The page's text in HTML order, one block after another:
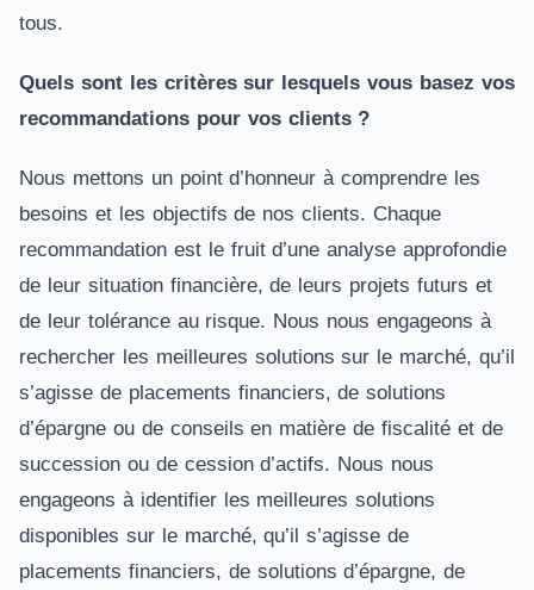
tous.
Quels sont les critères sur lesquels vous basez vos
recommandations pour vos clients ?
Nous mettons un point d’honneur à comprendre les
besoins et les objectifs de nos clients. Chaque
recommandation est le fruit d’une analyse approfondie
de leur situation financière, de leurs projets futurs et
de leur tolérance au risque. Nous nous engageons à
rechercher les meilleures solutions sur le marché, qu’il
s’agisse de placements financiers, de solutions
d’épargne ou de conseils en matière de fiscalité et de
succession ou de cession d’actifs. Nous nous
engageons à identifier les meilleures solutions
disponibles sur le marché, qu’il s’agisse de
placements financiers, de solutions d’épargne, de